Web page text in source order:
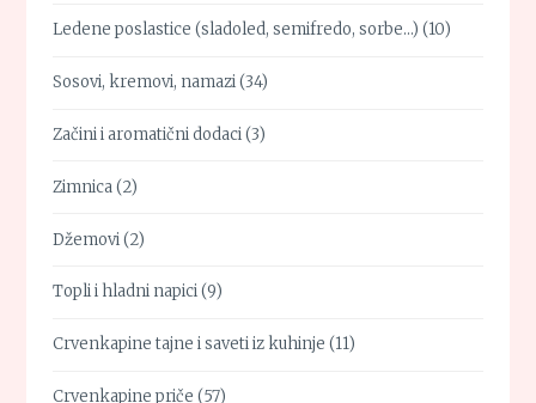
Ledene poslastice (sladoled, semifredo, sorbe…) (10)
Sosovi, kremovi, namazi(34)
Začini i aromatični dodaci(3)
Zimnica(2)
Džemovi(2)
Topli i hladni napici(9)
Crvenkapine tajne i saveti iz kuhinje (11)
Crvenkapine priče (57)